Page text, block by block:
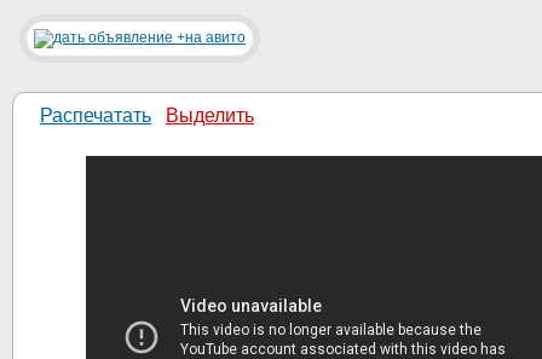
Распечатать Выделить